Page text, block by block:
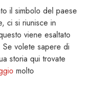
il simbolo del paese
ci si riunisce in
viene esaltato
Se volete sapere di
storia qui trovate
molto